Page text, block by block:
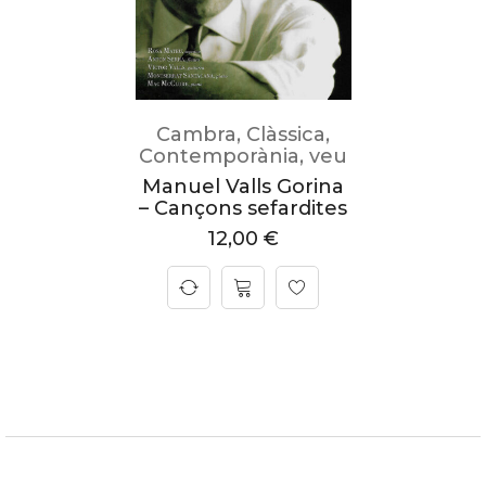
Cambra, Clàssica,
Contemporània, veu
Manuel Valls Gorina
– Cançons sefardites
12,00 €